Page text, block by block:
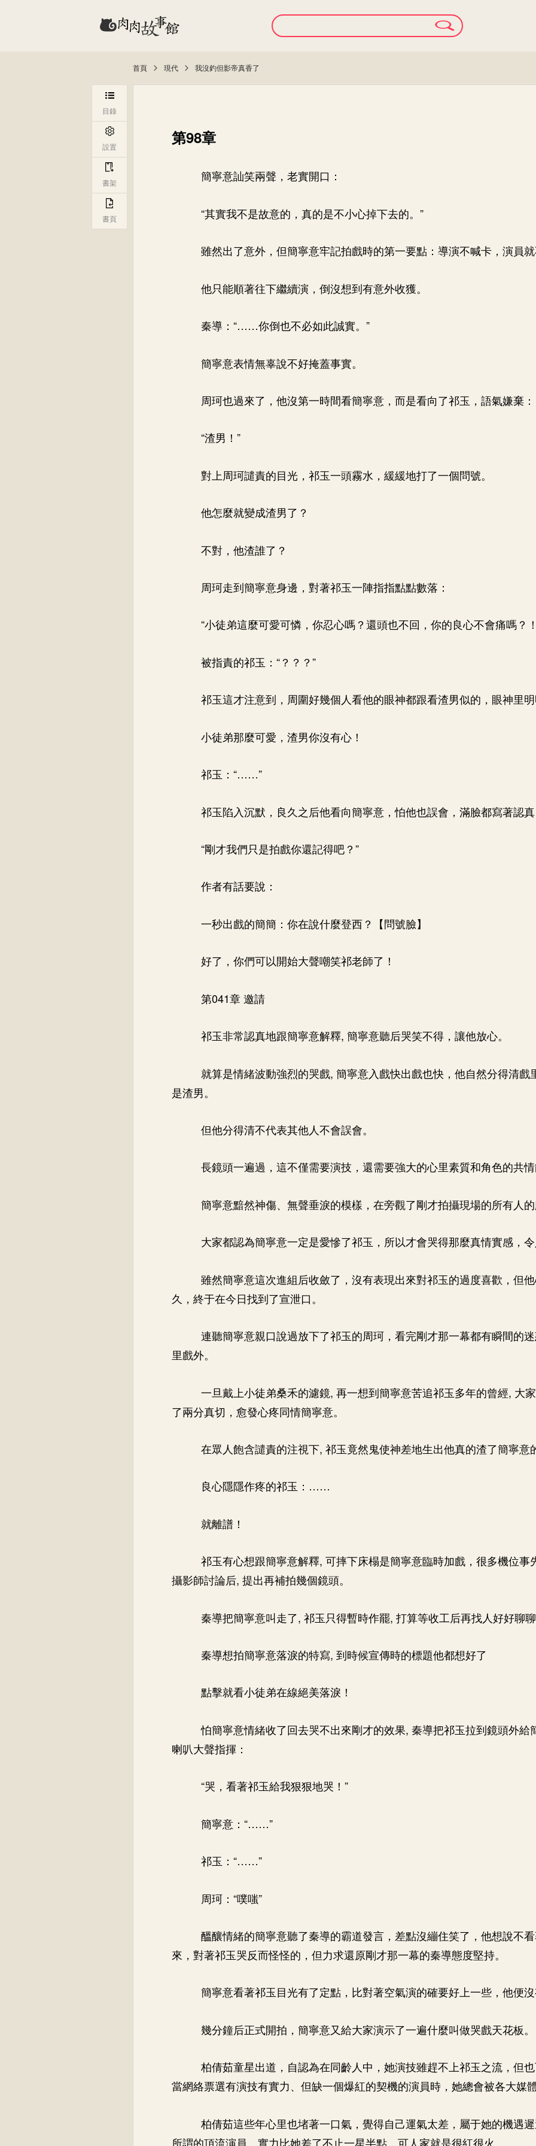
首頁 現代 我沒釣但影帝真香了
目錄
設置
書架
書頁
第98章
簡寧意訕笑兩聲，老實開口：
“其實我不是故意的，真的是不小心掉下去的。”
雖然出了意外，但簡寧意牢記拍戲時的第一要點：導演不喊卡，演員就
他只能順著往下繼續演，倒沒想到有意外收獲。
秦導：“……你倒也不必如此誠實。”
簡寧意表情無辜說不好掩蓋事實。
周珂也過來了，他沒第一時間看簡寧意，而是看向了祁玉，語氣嫌棄：
“渣男！”
對上周珂譴責的目光，祁玉一頭霧水，緩緩地打了一個問號。
他怎麼就變成渣男了？
不對，他渣誰了？
周珂走到簡寧意身邊，對著祁玉一陣指指點點數落：
“小徒弟這麼可愛可憐，你忍心嗎？還頭也不回，你的良心不會痛嗎？
被指責的祁玉：“？？？”
祁玉這才注意到，周圍好幾個人看他的眼神都跟看渣男似的，眼神里
小徒弟那麼可愛，渣男你沒有心！
祁玉：“……”
祁玉陷入沉默，良久之后他看向簡寧意，怕他也誤會，滿臉都寫著認真
“剛才我們只是拍戲你還記得吧？”
作者有話要說：
一秒出戲的簡簡：你在說什麼登西？【問號臉】
好了，你們可以開始大聲嘲笑祁老師了！
第041章 邀請
祁玉非常認真地跟簡寧意解釋, 簡寧意聽后哭笑不得，讓他放心。
就算是情緒波動強烈的哭戲, 簡寧意入戲快出戲也快，他自然分得清戲
是渣男。
但他分得清不代表其他人不會誤會。
長鏡頭一遍過，這不僅需要演技，還需要強大的心里素質和角色的共情
簡寧意黯然神傷、無聲垂淚的模樣，在旁觀了剛才拍攝現場的所有人的
大家都認為簡寧意一定是愛慘了祁玉，所以才會哭得那麼真情實感，令
雖然簡寧意這次進組后收斂了，沒有表現出來對祁玉的過度喜歡，但
久，終于在今日找到了宣泄口。
連聽簡寧意親口說過放下了祁玉的周珂，看完剛才那一幕都有瞬間的
里戲外。
一旦戴上小徒弟桑禾的濾鏡, 再一想到簡寧意苦追祁玉多年的曾經, 大
了兩分真切，愈發心疼同情簡寧意。
在眾人飽含譴責的注視下, 祁玉竟然鬼使神差地生出他真的渣了簡寧意
良心隱隱作疼的祁玉：……
就離譜！
祁玉有心想跟簡寧意解釋, 可摔下床榻是簡寧意臨時加戲，很多機位事
攝影師討論后, 提出再補拍幾個鏡頭。
秦導把簡寧意叫走了, 祁玉只得暫時作罷, 打算等收工后再找人好好聊聊
秦導想拍簡寧意落淚的特寫, 到時候宣傳時的標題他都想好了
點擊就看小徒弟在線絕美落淚！
怕簡寧意情緒收了回去哭不出來剛才的效果, 秦導把祁玉拉到鏡頭外給
喇叭大聲指揮：
“哭，看著祁玉給我狠狠地哭！”
簡寧意：“……”
祁玉：“……”
周珂：“噗嗤”
醞釀情緒的簡寧意聽了秦導的霸道發言，差點沒繃住笑了，他想說不
來，對著祁玉哭反而怪怪的，但力求還原剛才那一幕的秦導態度堅持。
簡寧意看著祁玉目光有了定點，比對著空氣演的確要好上一些，他便沒
幾分鐘后正式開拍，簡寧意又給大家演示了一遍什麼叫做哭戲天花板。
柏倩茹童星出道，自認為在同齡人中，她演技雖趕不上祁玉之流，但
當網絡票選有演技有實力、但缺一個爆紅的契機的演員時，她總會被各大媒體
柏倩茹這些年心里也堵著一口氣，覺得自己運氣太差，屬于她的機遇
所謂的頂流演員，實力比她差了不止一星半點，可人家就是很紅很火。